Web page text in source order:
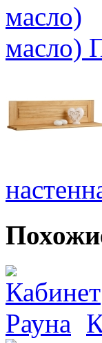
масло)